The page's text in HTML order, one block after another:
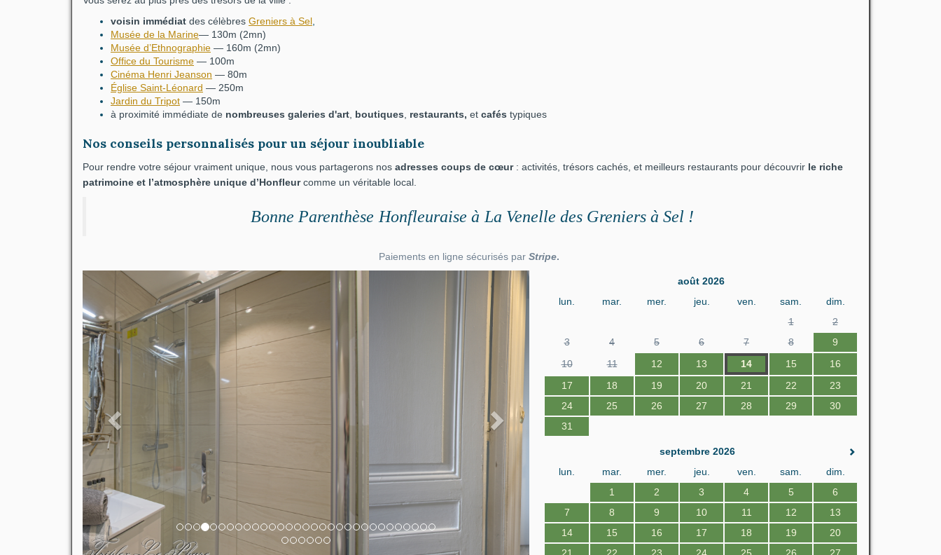
voisin immédiat des célèbres Greniers à Sel
Musée de la Marine— 130m (2mn)
Musée d’Ethnographie — 160m (2mn)
Office du Tourisme — 100m
Cinéma Henri Jeanson — 80m
Église Saint-Léonard — 250m
Jardin du Tripot — 150m
à proximité immédiate de nombreuses galeries d'art boutiques restaurants, et cafés typiques
Nos conseils personnalisés pour un séjour inoubliable
Pour rendre votre séjour vraiment unique, nous vous partagerons nos adresses coups de cœur: activités, trésors cachés, et meilleurs restaurants pour découvrir le riche
patrimoine et l’atmosphère unique d’Honfleurcomme un véritable local.
Bonne Parenthèse Honfleuraiseà La Venelle des Greniers à Sel !
Paiements en ligne sécurisés par Stripe.
Previous Next
août 2026
lun.
mar. mer. jeu. ven. sam.
dim.
1
2
3
4 5 6 7 8
9
10
11 12 13 14 15
16
17
18 19 20 21 22
23
24
25 26 27 28 29
30
31
septembre 2026
lun.
mar. mer. jeu. ven. sam.
dim.
1
2 3 4 5
6
7
8 9 10 11 12
13
14
15 16 17 18 19
20